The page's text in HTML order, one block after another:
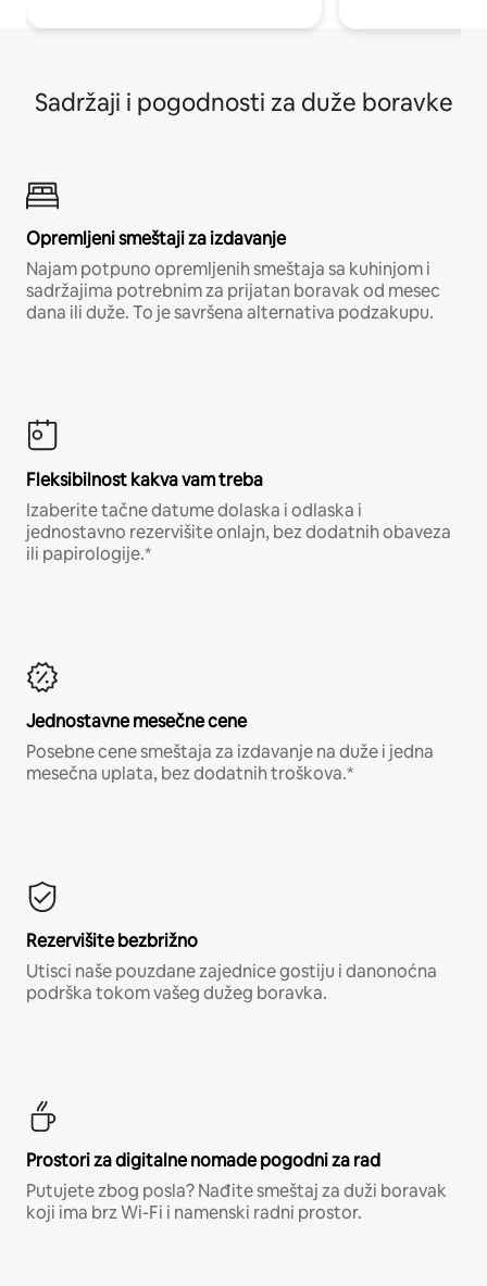
Sadržaji i pogodnosti za duže boravke
Opremljeni smeštaji za izdavanje
Najam potpuno opremljenih smeštaja sa kuhinjom i
sadržajima potrebnim za prijatan boravak od mesec
dana ili duže. To je savršena alternativa podzakupu.
Fleksibilnost kakva vam treba
Izaberite tačne datume dolaska i odlaska i
jednostavno rezervišite onlajn, bez dodatnih obaveza
ili papirologije.*
Jednostavne mesečne cene
Posebne cene smeštaja za izdavanje na duže i jedna
mesečna uplata, bez dodatnih troškova.*
Rezervišite bezbrižno
Utisci naše pouzdane zajednice gostiju i danonoćna
podrška tokom vašeg dužeg boravka.
Prostori za digitalne nomade pogodni za rad
Putujete zbog posla? Nađite smeštaj za duži boravak
koji ima brz Wi-Fi i namenski radni prostor.